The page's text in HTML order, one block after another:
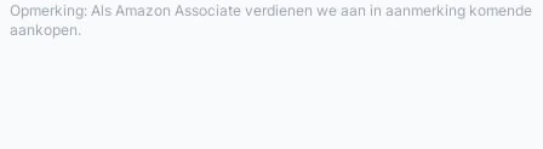
Opmerking: Als Amazon Associate verdienen we aan in aanmerking komende
aankopen.